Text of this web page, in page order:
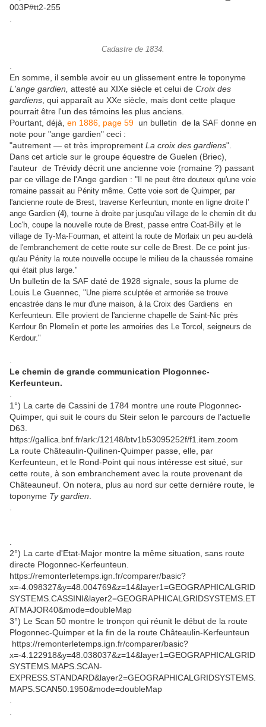
003P#tt2-255
Cadastre de 1834.
En somme, il semble avoir eu un glissement entre le toponyme
L'ange gardien, attesté au XIXe siècle et celui de Croix des
gardiens , qui apparaît au XXe siècle, mais dont cette plaque
pourrait être l'un des témoins les plus anciens.
Pourtant, déjà, en 1886, page 59 un bulletin de la SAF donne en
note pour "ange gardien" ceci :
"autrement — et très improprement La croix des gardiens".
Dans cet article sur le groupe équestre de Guelen (Briec),
l'auteur de Trévidy décrit une ancienne voie (romaine ?) passant
par ce village de l'Ange gardien : " Il ne peut être douteux qu'une voie
romaine passait au Pénity même. Cette voie sort de Quimper, par
l'ancienne route de Brest, traverse Kerfeuntun, monte en ligne droite l'
ange Gardien (4), tourne à droite par jusqu'au village de le chemin dit du
Loc'h, coupe la nouvelle route de Brest, passe entre Coat-Billy et le
village de Ty-Ma-Fourman, et atteint la route de Morlaix un peu au-delà
de l'embranchement de cette route sur celle de Brest. De ce point jus­
qu'au Pénity la route nouvelle occupe le milieu de la chaussée romaine
qui était plus large."
Un bulletin de la SAF daté de 1928 signale, sous la plume de
Louis Le Guennec, "Une pierre sculptée et armoriée se trouve
encastrée dans le mur d'une maison, à la Croix des Gardiens en
Kerfeunteun. Elle provient de l'ancienne chapelle de Saint-Nic près
Kerrlour 8n Plomelin et porte les armoiries des Le Torcol, seigneurs de
Kerdour."
Le chemin de grande communication Plogonnec-
Kerfeunteun.
1°) La carte de Cassini de 1784 montre une route Plogonnec-
Quimper, qui suit le cours du Steir selon le parcours de l'actuelle
D63.
https://gallica.bnf.fr/ark:/12148/btv1b53095252f/f1.item.zoom
La route Châteaulin-Quilinen-Quimper passe, elle, par
Kerfeunteun, et le Rond-Point qui nous intéresse est situé, sur
cette route, à son embranchement avec la route provenant de
Châteauneuf. On notera, plus au nord sur cette dernière route, le
toponyme Ty gardien
2°) La carte d'Etat-Major montre la même situation, sans route
directe Plogonnec-Kerfeunteun.
https://remonterletemps.ign.fr/comparer/basic?
x=-4.098327&y=48.004769&z=14&layer1=GEOGRAPHICALGRID
SYSTEMS.CASSINI&layer2=GEOGRAPHICALGRIDSYSTEMS.ET
ATMAJOR40&mode=doubleMap
3°) Le Scan 50 montre le tronçon qui réunit le début de la route
Plogonnec-Quimper et la fin de la route Châteaulin-Kerfeunteun
https://remonterletemps.ign.fr/comparer/basic?
x=-4.122918&y=48.038037&z=14&layer1=GEOGRAPHICALGRID
SYSTEMS.MAPS.SCAN-
EXPRESS.STANDARD&layer2=GEOGRAPHICALGRIDSYSTEMS.
MAPS.SCAN50.1950&mode=doubleMap